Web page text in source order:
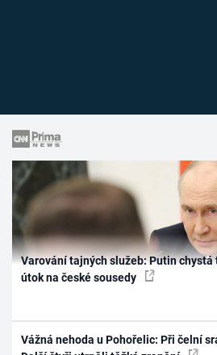
Varování tajných služeb: Putin chystá
útok na české sousedy
Vážná nehoda u Pohořelic: Při čelní